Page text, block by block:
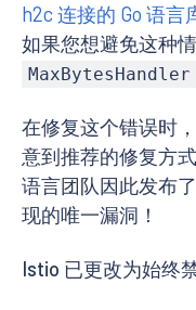
h2c 连接的 Go 语言
如果您想避免这种
MaxBytesHandler
在修复这个错误时
意到推荐的修复方
语言团队因此发布了
现的唯一漏洞！
Istio 已更改为始终